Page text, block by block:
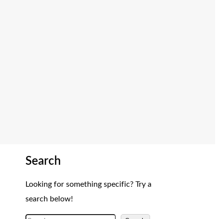
Search
Looking for something specific? Try a
search below!